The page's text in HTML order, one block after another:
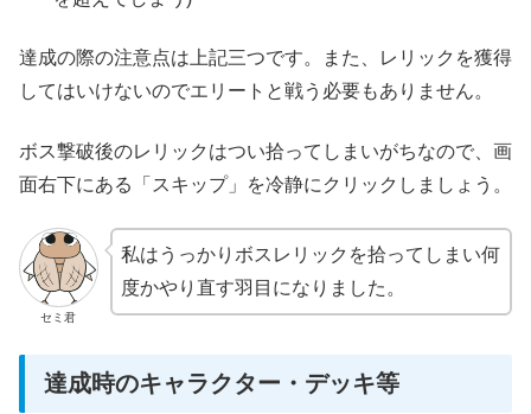
達成の際の注意点は上記三つです。また、レリックを獲得
してはいけないのでエリートと戦う必要もありません。
ボス撃破後のレリックはつい拾ってしまいがちなので、画
面右下にある「スキップ」を冷静にクリックしましょう。
セミ君
私はうっかりボスレリックを拾ってしまい何
度かやり直す羽目になりました。
達成時のキャラクター・デッキ等